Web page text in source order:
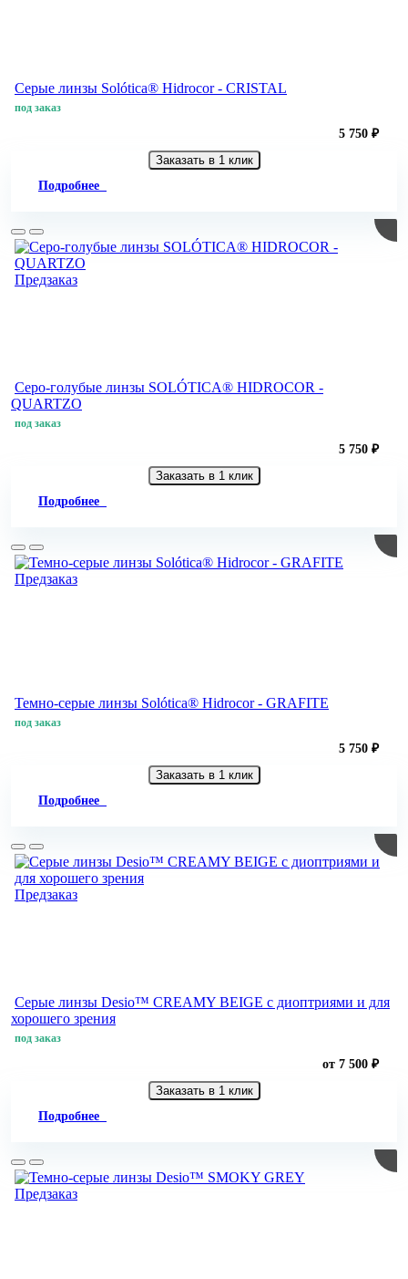
Серые линзы Solótica® Hidrocor - CRISTAL
под заказ
5 750 ₽
Заказать в 1 клик
Подробнее
Предзаказ
Серо-голубые линзы SOLÓTICA® HIDROCOR -
QUARTZO
под заказ
5 750 ₽
Заказать в 1 клик
Подробнее
Предзаказ
Темно-серые линзы Solótica® Hidrocor - GRAFITE
под заказ
5 750 ₽
Заказать в 1 клик
Подробнее
Предзаказ
Серые линзы Desio™ CREAMY BEIGE с диоптриями и для
хорошего зрения
под заказ
от 7 500 ₽
Заказать в 1 клик
Подробнее
Предзаказ